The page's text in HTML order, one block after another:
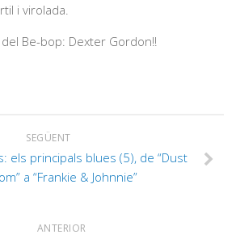
i virolada.
Be-bop: Dexter Gordon!!
SEGÜENT
els principals blues (5), de “Dust
a “Frankie & Johnnie”
ANTERIOR